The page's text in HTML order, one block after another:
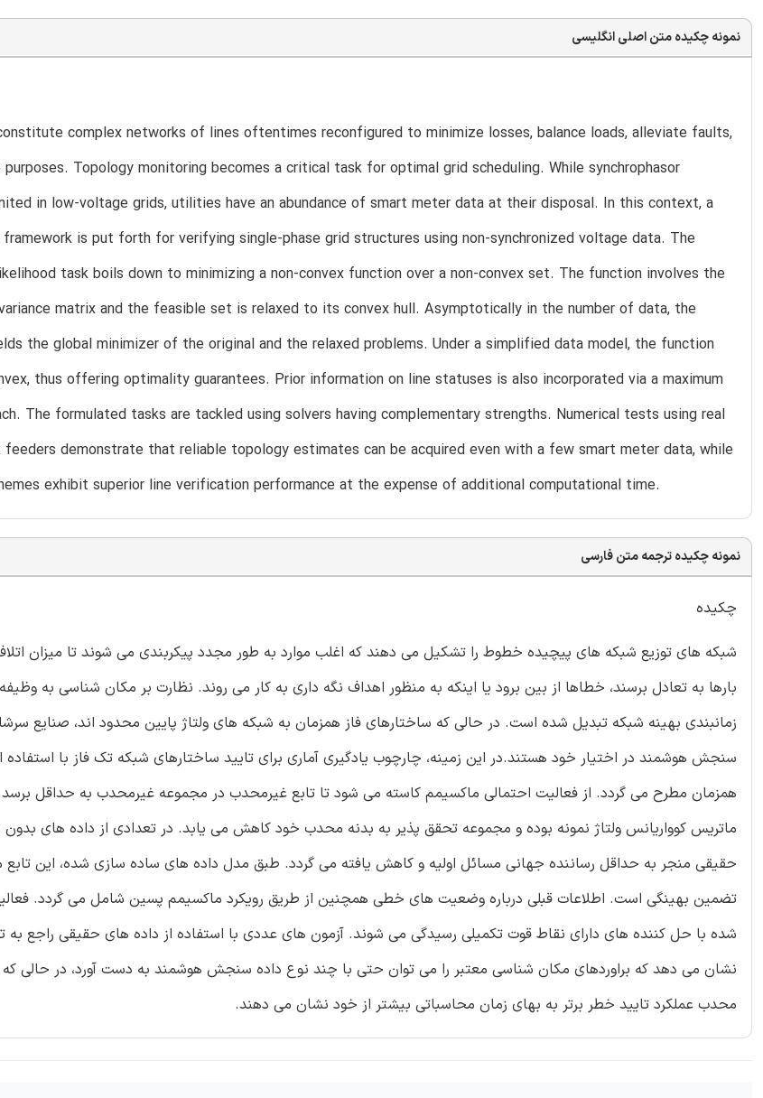
نمونه چکیده متن اصلی انگلیسی
complex networks of lines oftentimes reconfigured to minimize losses, balance loads, alleviate faults,
Topology monitoring becomes a critical task for optimal grid scheduling. While synchrophasor
in low-voltage grids, utilities have an abundance of smart meter data at their disposal. In this context, a
is put forth for verifying single-phase grid structures using non-synchronized voltage data. The
task boils down to minimizing a non-convex function over a non-convex set. The function involves the
matrix and the feasible set is relaxed to its convex hull. Asymptotically in the number of data, the
the global minimizer of the original and the relaxed problems. Under a simplified data model, the function
thus offering optimality guarantees. Prior information on line statuses is also incorporated via a maximum
The formulated tasks are tackled using solvers having complementary strengths. Numerical tests using real
feeders demonstrate that reliable topology estimates can be acquired even with a few smart meter data, while
exhibit superior line verification performance at the expense of additional computational time.
نمونه چکیده ترجمه متن فارسی
چکیده
شبکه های توزیع شبکه های پیچیده خطوط را تشکیل می دهند که اغلب موارد به طور مجدد پیکربندی می شوند تا میزان
بارها به تعادل برسند، خطاها از بین برود یا اینکه به منظور اهداف نگه داری به کار می روند. نظارت بر مکان شناسی به
زمانبندی بهینه شبکه تبدیل شده است. در حالی که ساختارهای فاز همزمان به شبکه های ولتاژ پایین محدود اند، صنایع
سنجش هوشمند در اختیار خود هستند.در این زمینه، چارچوب یادگیری آماری برای تایید ساختارهای شبکه تک فاز با استفاده
همزمان مطرح می گردد. از فعالیت احتمالی ماکسیمم کاسته می شود تا تابع غیرمحدب در مجموعه غیرمحدب به حداقل
ماتریس کوواریانس ولتاژ نمونه بوده و مجموعه تحقق پذیر به بدنه محدب خود کاهش می یابد. در تعدادی از داده های
حقیقی منجر به حداقل رساننده جهانی مسائل اولیه و کاهش یافته می گردد. طبق مدل داده های ساده سازی شده، این تابع
تضمین بهینگی است. اطلاعات قبلی درباره وضعیت های خطی همچنین از طریق رویکرد ماکسیمم پسین شامل می گردد.
شده با حل کننده های دارای نقاط قوت تکمیلی رسیدگی می شوند. آزمون های عددی با استفاده از داده های حقیقی راجع به
نشان می دهد که براوردهای مکان شناسی معتبر را می توان حتی با چند نوع داده سنجش هوشمند به دست آورد، در حالی
محدب عملکرد تایید خطر برتر به بهای زمان محاسباتی بیشتر از خود نشان می دهند.